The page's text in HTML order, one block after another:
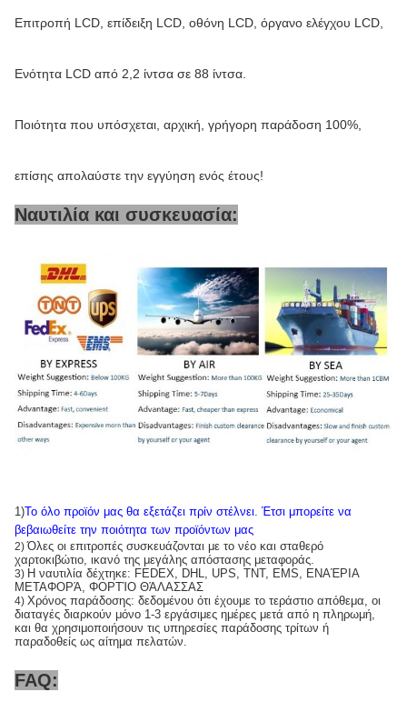
Επιτροπή LCD, επίδειξη LCD, οθόνη LCD, όργανο ελέγχου LCD,
Ενότητα LCD από 2,2 ίντσα σε 88 ίντσα.
Ποιότητα που υπόσχεται, αρχική, γρήγορη παράδοση 100%,
επίσης απολαύστε την εγγύηση ενός έτους!
Ναυτιλία και συσκευασία:
1)Το όλο προϊόν μας θα εξετάζει πρίν στέλνει. Έτσι μπορείτε να
βεβαιωθείτε την ποιότητα των προϊόντων μας
2)Όλες οι επιτροπές συσκευάζονται με το νέο και σταθερό
χαρτοκιβώτιο, ικανό της μεγάλης απόστασης μεταφοράς.
3) Η ναυτιλία δέχτηκε: FEDEX, DHL, UPS, TNT, EMS, ΕΝΑΈΡΙΑ
ΜΕΤΑΦΟΡΆ, ΦΟΡΤΊΟ ΘΆΛΑΣΣΑΣ
4) Χρόνος παράδοσης: δεδομένου ότι έχουμε το τεράστιο απόθεμα, οι
διαταγές διαρκούν μόνο 1-3 εργάσιμες ημέρες μετά από η πληρωμή,
και θα χρησιμοποιήσουν τις υπηρεσίες παράδοσης τρίτων ή
παραδοθείς ως αίτημα πελατών.
FAQ: